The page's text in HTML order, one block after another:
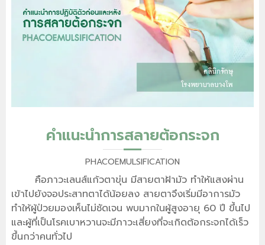
คำแนะนำการสลายต้อกระจก
PHACOEMULSIFICATION
คือภาวะเลนส์แก้วตาขุ่น มีสายตาฝ้ามัว ทำให้แสงผ่าน
เข้าไปยังจอประสาทตาได้น้อยลง สายตาจึงเริ่มมีอาการมัว
ทำให้ผู้ป่วยมองเห็นไม่ชัดเจน พบมากในผู้สูงอายุ 60 ปี ขึ้นไป
และผู้ที่เป็นโรคเบาหวานจะมีภาวะเสี่ยงที่จะเกิดต้อกระจกได้เร็ว
ขึ้นกว่าคนทั่วไป